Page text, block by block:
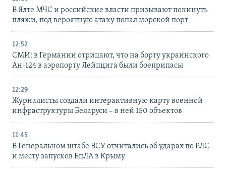
В Ялте МЧС и российские власти призывают покинуть
пляжи, под вероятную атаку попал морской порт
12:52
СМИ: в Германии отрицают, что на борту украинского
Ан-124 в аэропорту Лейпцига были боеприпасы
12:29
Журналисты создали интерактивную карту военной
инфраструктуры Беларуси – в ней 150 объектов
11:45
В Генеральном штабе ВСУ отчитались об ударах по РЛС
и месту запусков БпЛА в Крыму